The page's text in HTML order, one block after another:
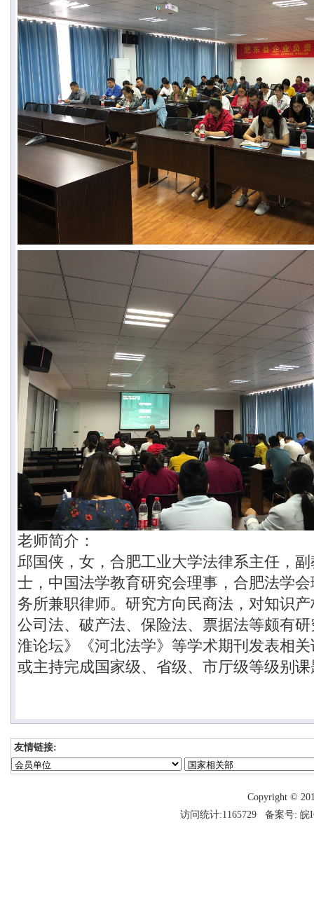
老师简介：
邱国侠，女，合肥工业大学法律系主任，
士，中国法学教育研究会理事，合肥法学
务所兼职律师。研究方向民商法，对知识
公司法、破产法、保险法、票据法等颇有
淮论坛》《河北法学》等学术期刊发表相
或主持完成国家级、省级、市厅级等级别
友情链接:
Copyright ©
访问统计:1165729 备案号: 皖